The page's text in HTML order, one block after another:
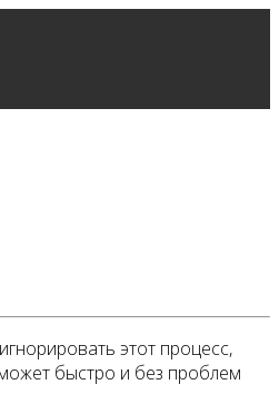
этот процесс,
быстро и без проблем